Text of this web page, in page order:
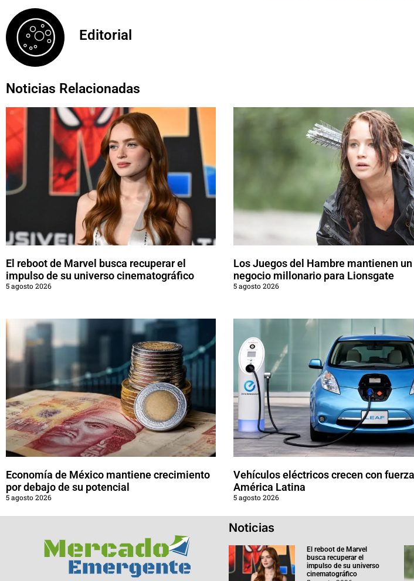
Editorial
Noticias Relacionadas
El reboot de Marvel busca recuperar el
impulso de su universo cinematográfico
5 agosto 2026
Los Juegos del Hambre mantienen un
negocio millonario para Lionsgate
5 agosto 2026
Economía de México mantiene crecimiento
por debajo de su potencial
5 agosto 2026
Vehículos eléctricos crecen con
América Latina
5 agosto 2026
Noticias
El reboot de Marvel
busca recuperar el
impulso de su universo
cinematográfico